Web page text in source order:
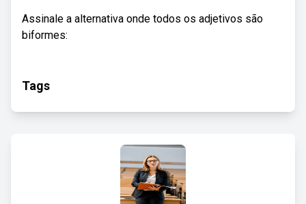
Assinale a alternativa onde todos os adjetivos são
biformes:
Tags